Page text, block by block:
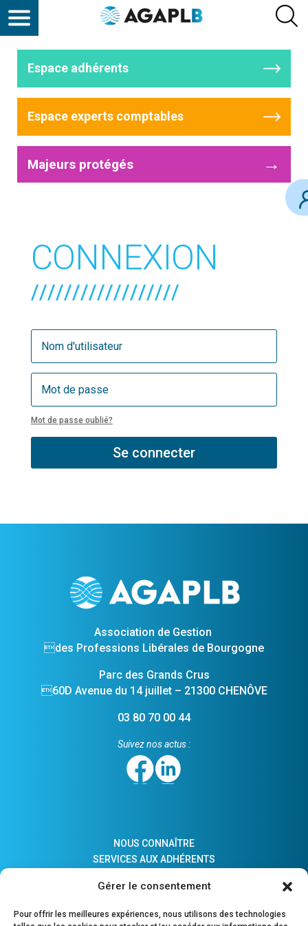
Gérer le consentement
Pour offrir les meilleures expériences, nous utilisons des technologies
Espace adhérents
Espace experts comptables
Majeurs protégés →
CONNEXION
//////////////////
Mot de passe oublié?
Se connecter
Association de Gestion
des Professions Libérales de Bourgogne
Parc des Grands Crus
60D Avenue du 14 juillet – 21300 CHENÔVE
03 80 70 00 44
Suivez nos actus :
NOUS CONNAÎTRE
SERVICES AUX ADHÉRENTS
ADHÉSION
COMPTES MAJEURS PROTÉGÉS